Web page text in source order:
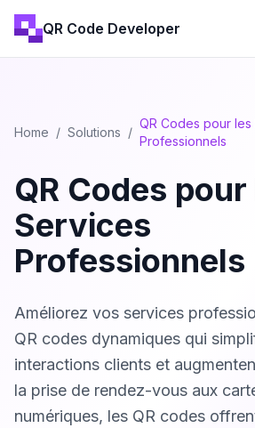
QR Code Developer
Home / Solutions /
QR Codes pour les
Professionnels
QR Codes
Services
Professionnels
Améliorez vos services
QR codes dynamiques qui
interactions clients et
la prise de rendez-vous aux
numériques, les QR codes